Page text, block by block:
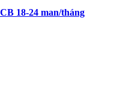
18-24 man/tháng